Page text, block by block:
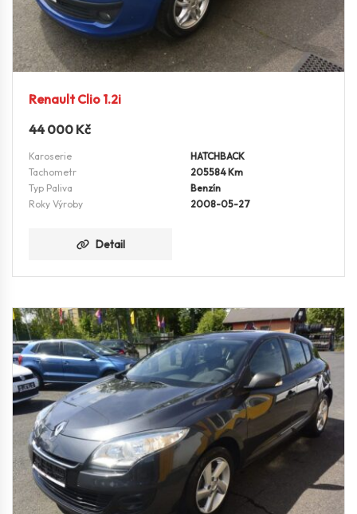
Renault Clio 1.2i
44 000 Kč
Karoserie
HATCHBACK
Tachometr
205584 Km
Typ Paliva
Benzín
Roky Výroby
2008-05-27
Detail